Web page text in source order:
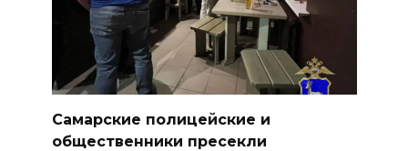
Самарские полицейские и
общественники пресекли